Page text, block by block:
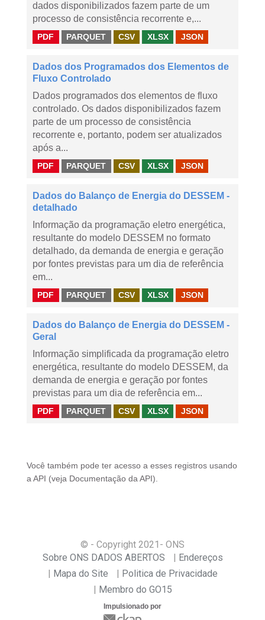
dados disponibilizados fazem parte de um
processo de consistência recorrente e,...
PDF PARQUET CSV XLSX JSON
Dados dos Programados dos Elementos de
Fluxo Controlado
Dados programados dos elementos de fluxo
controlado. Os dados disponibilizados fazem
parte de um processo de consistência
recorrente e, portanto, podem ser atualizados
após a...
PDF PARQUET CSV XLSX JSON
Dados do Balanço de Energia do DESSEM -
detalhado
Informação da programação eletro energética,
resultante do modelo DESSEM no formato
detalhado, da demanda de energia e geração
por fontes previstas para um dia de referência
em...
PDF PARQUET CSV XLSX JSON
Dados do Balanço de Energia do DESSEM -
Geral
Informação simplificada da programação eletro
energética, resultante do modelo DESSEM, da
demanda de energia e geração por fontes
previstas para um dia de referência em...
PDF PARQUET CSV XLSX JSON
Você também pode ter acesso a esses registros usando
a API (veja Documentação da API ).
© - Copyright 2021 - ONS
Sobre ONS DADOS ABERTOS
Endereços
Mapa do Site
Politica de Privacidade
Membro do GO15
Impulsionado por